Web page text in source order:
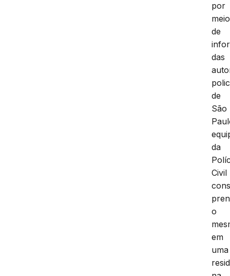
por
meio
de
das
de
São
da
Civil
o
em
uma